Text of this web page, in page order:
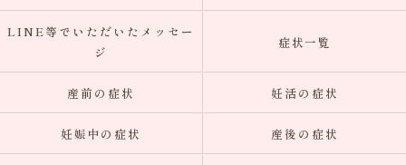
LINE等でいただいたメッセー
ジ
症状一覧
産前の症状 妊活の症状
妊娠中の症状 産後の症状